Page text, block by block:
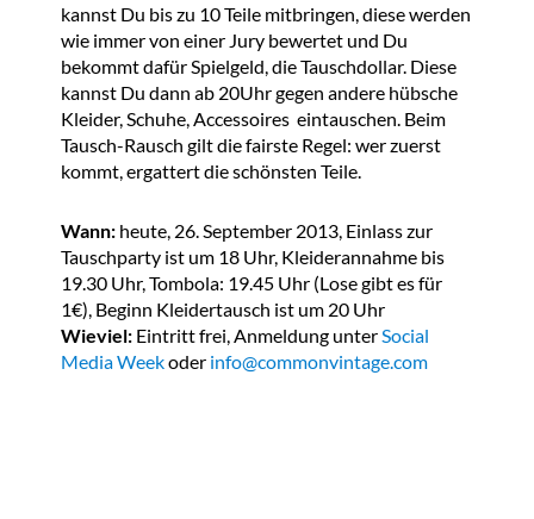
kannst Du bis zu 10 Teile mitbringen, diese werden
wie immer von einer Jury bewertet und Du
bekommt dafür Spielgeld, die Tauschdollar. Diese
kannst Du dann ab 20Uhr gegen andere hübsche
Kleider, Schuhe, Accessoires eintauschen. Beim
Tausch-Rausch gilt die fairste Regel: wer zuerst
kommt, ergattert die schönsten Teile.
Wann: heute, 26. September 2013, Einlass zur
Tauschparty ist um 18 Uhr, Kleiderannahme bis
19.30 Uhr, Tombola: 19.45 Uhr (Lose gibt es für
1€), Beginn Kleidertausch ist um 20 Uhr
Wieviel: Eintritt frei, Anmeldung unterSocial
Media Weekoder info@commonvintage.com